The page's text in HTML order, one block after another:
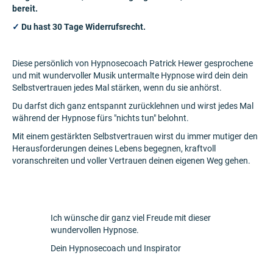
bereit.
✓ Du hast 30 Tage Widerrufsrecht.
Diese persönlich von Hypnosecoach Patrick Hewer gesprochene
und mit wundervoller Musik untermalte Hypnose wird dein dein
Selbstvertrauen jedes Mal stärken, wenn du sie anhörst.
Du darfst dich ganz entspannt zurücklehnen und wirst jedes Mal
während der Hypnose fürs "nichts tun" belohnt.
Mit einem gestärkten Selbstvertrauen wirst du immer mutiger den
Herausforderungen deines Lebens begegnen, kraftvoll
voranschreiten und voller Vertrauen deinen eigenen Weg gehen.
Ich wünsche dir ganz viel Freude mit dieser
wundervollen Hypnose.
Dein Hypnosecoach und Inspirator